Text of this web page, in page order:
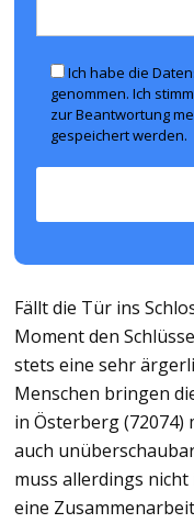
Ich habe die
genommen. Ich
zur Beantwortung
gespeichert werden.
Fällt die Tür ins
Moment den
stets eine sehr
Menschen bringen
in Österberg
auch
muss allerdings
eine